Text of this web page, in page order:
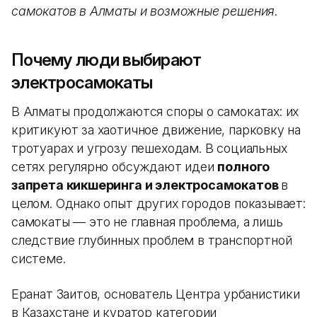
самокатов в Алматы и возможные решения.
Почему люди выбирают
электросамокаты
В Алматы продолжаются споры о самокатах: их
критикуют за хаотичное движение, парковку на
тротуарах и угрозу пешеходам. В социальных
сетях регулярно обсуждают идеи полного
запрета кикшеринга и электросамокатовв
целом. Однако опыт других городов показывает:
самокаты — это не главная проблема, а лишь
следствие глубинных проблем в транспортной
системе.
Ерқанат Заитов, основатель Центра урбанистики
в Казахстане и куратор категории